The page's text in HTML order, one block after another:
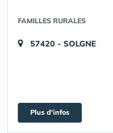
FAMILLES RURALES
57420 - SOLGNE
Plus d'infos